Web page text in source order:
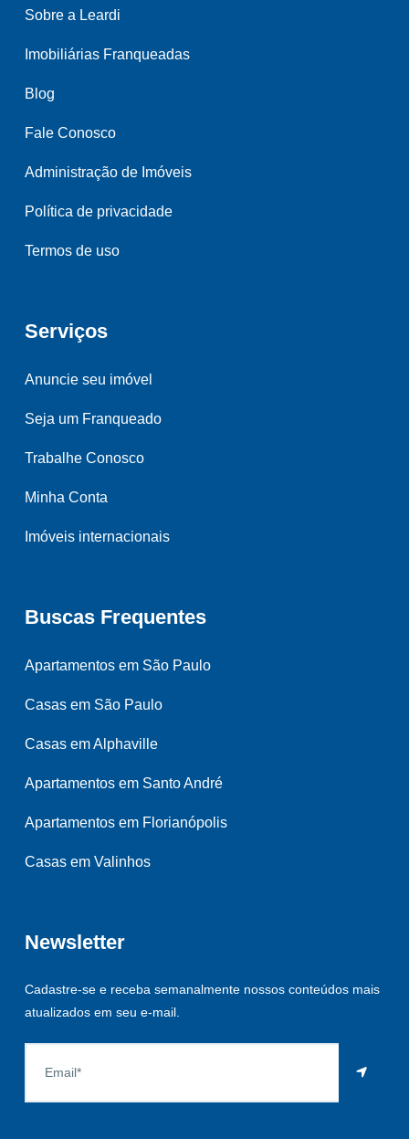
Sobre a Leardi
Imobiliárias Franqueadas
Blog
Fale Conosco
Administração de Imóveis
Política de privacidade
Termos de uso
Serviços
Anuncie seu imóvel
Seja um Franqueado
Trabalhe Conosco
Minha Conta
Imóveis internacionais
Buscas Frequentes
Apartamentos em São Paulo
Casas em São Paulo
Casas em Alphaville
Apartamentos em Santo André
Apartamentos em Florianópolis
Casas em Valinhos
Newsletter
Cadastre-se e receba semanalmente nossos conteúdos mais
atualizados em seu e-mail.